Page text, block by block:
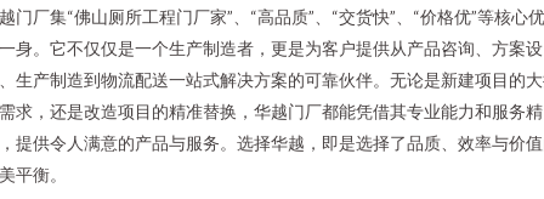
门厂集“佛山厕所工程门厂家”、“高品质”、“交货快”、“价格优”等核心
身。它不仅仅是一个生产制造者，更是为客户提供从产品咨询、方案设
生产制造到物流配送一站式解决方案的可靠伙伴。无论是新建项目的
求，还是改造项目的精准替换，华越门厂都能凭借其专业能力和服务精
提供令人满意的产品与服务。选择华越，即是选择了品质、效率与价
平衡。